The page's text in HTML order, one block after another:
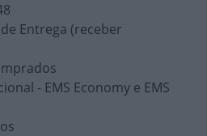
Entrega (receber
- EMS Economy e EMS